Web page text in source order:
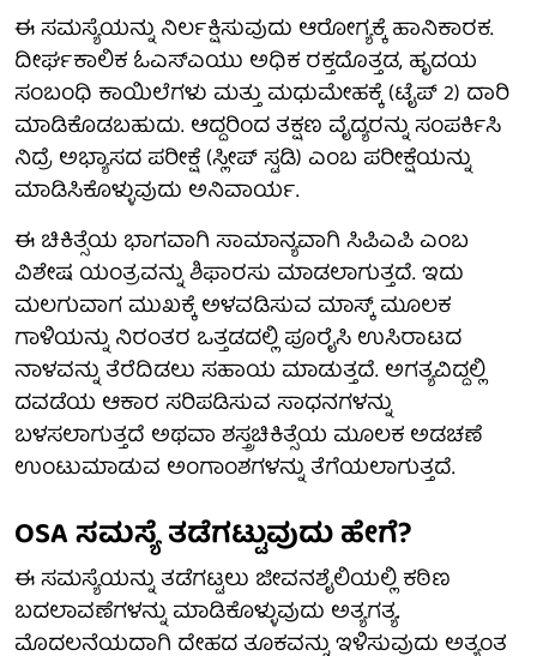
ಈ ಸಮಸ್ಯೆಯನ್ನು ನಿರ್ಲಕ್ಷಿಸುವುದು ಆರೋಗ್ಯಕ್ಕೆ ಹಾನಿಕಾರಕ.
ದೀರ್ಘಕಾಲಿಕ ಓಎಸ್ಎಯು ಅಧಿಕ ರಕ್ತದೊತ್ತಡ, ಹೃದಯ
ಸಂಬಂಧಿ ಕಾಯಿಲೆಗಳು ಮತ್ತು ಮಧುಮೇಹಕ್ಕೆ (ಟೈಪ್ 2) ದಾರಿ
ಮಾಡಿಕೊಡಬಹುದು. ಆದ್ದರಿಂದ ತಕ್ಷಣ ವೈದ್ಯರನ್ನು ಸಂಪರ್ಕಿಸಿ
ನಿದ್ರೆ ಅಭ್ಯಾಸದ ಪರೀಕ್ಷೆ (ಸ್ಲೀಪ್ ಸ್ಟಡಿ) ಎಂಬ ಪರೀಕ್ಷೆಯನ್ನು
ಮಾಡಿಸಿಕೊಳ್ಳುವುದು ಅನಿವಾರ್ಯ.
ಈ ಚಿಕಿತ್ಸೆಯ ಭಾಗವಾಗಿ ಸಾಮಾನ್ಯವಾಗಿ ಸಿಪಿಎಪಿ ಎಂಬ
ವಿಶೇಷ ಯಂತ್ರವನ್ನು ಶಿಫಾರಸು ಮಾಡಲಾಗುತ್ತದೆ. ಇದು
ಮಲಗುವಾಗ ಮುಖಕ್ಕೆ ಅಳವಡಿಸುವ ಮಾಸ್ಕ್ ಮೂಲಕ
ಗಾಳಿಯನ್ನು ನಿರಂತರ ಒತ್ತಡದಲ್ಲಿ ಪೂರೈಸಿ ಉಸಿರಾಟದ
ನಾಳವನ್ನು ತೆರೆದಿಡಲು ಸಹಾಯ ಮಾಡುತ್ತದೆ. ಅಗತ್ಯವಿದ್ದಲ್ಲಿ
ದವಡೆಯ ಆಕಾರ ಸರಿಪಡಿಸುವ ಸಾಧನಗಳನ್ನು
ಬಳಸಲಾಗುತ್ತದೆ ಅಥವಾ ಶಸ್ತ್ರಚಿಕಿತ್ಸೆಯ ಮೂಲಕ ಅಡಚಣೆ
ಉಂಟುಮಾಡುವ ಅಂಗಾಂಶಗಳನ್ನು ತೆಗೆಯಲಾಗುತ್ತದೆ.
OSA ಸಮಸ್ಯೆ ತಡೆಗಟ್ಟುವುದು ಹೇಗೆ?
ಈ ಸಮಸ್ಯೆಯನ್ನು ತಡೆಗಟ್ಟಲು ಜೀವನಶೈಲಿಯಲ್ಲಿ ಕಠಿಣ
ಬದಲಾವಣೆಗಳನ್ನು ಮಾಡಿಕೊಳ್ಳುವುದು ಅತ್ಯಗತ್ಯ.
ಮೊದಲನೆಯದಾಗಿ ದೇಹದ ತೂಕವನ್ನು ಇಳಿಸುವುದು ಅತ್ಯಂತ